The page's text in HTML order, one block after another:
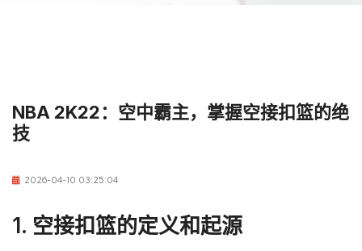
NBA 2K22：空中霸主，掌握空接扣篮的绝
技
2026-04-10 03:25:04
1. 空接扣篮的定义和起源